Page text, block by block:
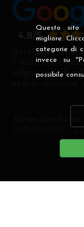
Questo sito
migliore.
categorie di
invece su
possibile
Recensioni
I nostri clienti
valgono più di
Raven